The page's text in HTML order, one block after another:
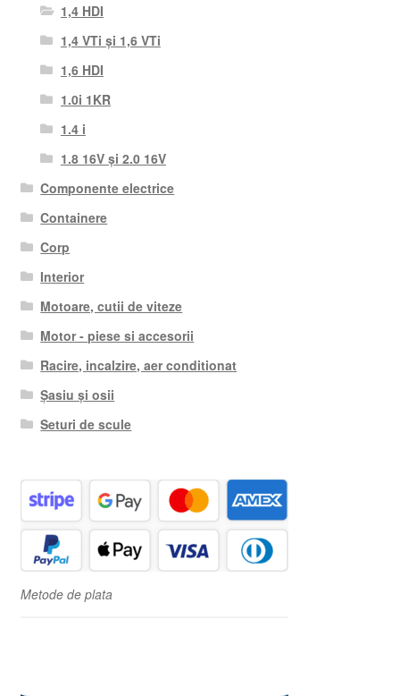
1,4 HDI
1,4 VTi și 1,6 VTi
1,6 HDI
1.0i 1KR
1.4 i
1.8 16V și 2.0 16V
Componente electrice
Containere
Corp
Interior
Motoare, cutii de viteze
Motor - piese si accesorii
Racire, incalzire, aer conditionat
Șasiu și osii
Seturi de scule
Metode de plata